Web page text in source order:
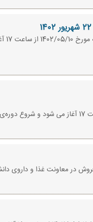
در معاونت غذا و داروی